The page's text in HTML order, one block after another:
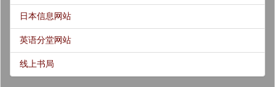
日本信息网站
英语分堂网站
线上书局